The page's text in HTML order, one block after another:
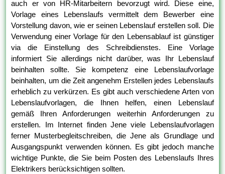
auch er von HR-Mitarbeitern bevorzugt wird. Diese eine,
Vorlage eines Lebenslaufs vermittelt dem Bewerber eine
Vorstellung davon, wie er seinen Lebenslauf erstellen soll. Die
Verwendung einer Vorlage für den Lebensablauf ist günstiger
via die Einstellung des Schreibdienstes. Eine Vorlage
informiert Sie allerdings nicht darüber, was Ihr Lebenslauf
beinhalten sollte. Sie kompetenz eine Lebenslaufvorlage
beinhalten, um die Zeit angenehm Erstellen jedes Lebenslaufs
erheblich zu verkürzen. Es gibt auch verschiedene Arten von
Lebenslaufvorlagen, die Ihnen helfen, einen Lebenslauf
gemäß Ihren Anforderungen weiterhin Anforderungen zu
erstellen. Im Internet finden Jene viele Lebenslaufvorlagen
ferner Musterbegleitschreiben, die Jene als Grundlage und
Ausgangspunkt verwenden können. Es gibt jedoch manche
wichtige Punkte, die Sie beim Posten des Lebenslaufs Ihres
Elektrikers berücksichtigen sollten.